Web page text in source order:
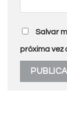
Salvar
próxima vez